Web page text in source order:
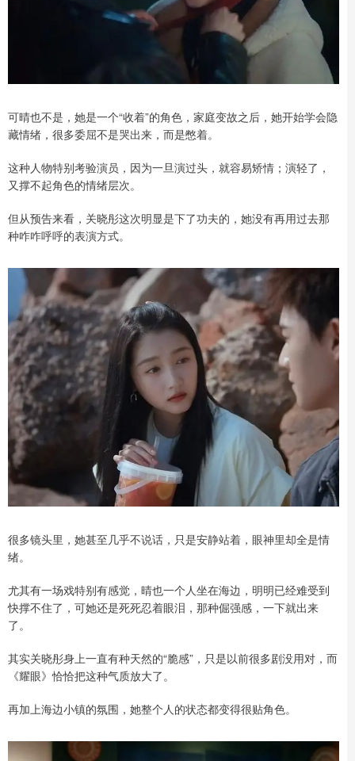
可晴也不是，她是一个“收着”的角色，家庭变故之后，她开始学会隐
藏情绪，很多委屈不是哭出来，而是憋着。
这种人物特别考验演员，因为一旦演过头，就容易矫情；演轻了，
又撑不起角色的情绪层次。
但从预告来看，关晓彤这次明显是下了功夫的，她没有再用过去那
种咋咋呼呼的表演方式。
很多镜头里，她甚至几乎不说话，只是安静站着，眼神里却全是情
绪。
尤其有一场戏特别有感觉，晴也一个人坐在海边，明明已经难受到
快撑不住了，可她还是死死忍着眼泪，那种倔强感，一下就出来
了。
其实关晓彤身上一直有种天然的“脆感”，只是以前很多剧没用对，而
《耀眼》恰恰把这种气质放大了。
再加上海边小镇的氛围，她整个人的状态都变得很贴角色。